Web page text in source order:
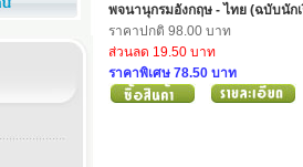
พจนานุกรมอังกฤษ - ไทย (ฉบับนัก
ราคาปกติ 98.00 บาท
ส่วนลด 19.50 บาท
ราคาพิเศษ 78.50 บาท